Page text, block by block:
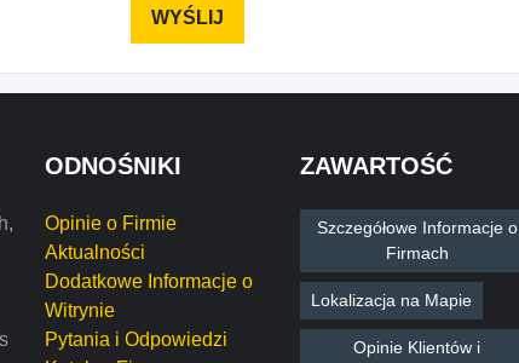
ODNOŚNIKI
Opinie o Firmie
Aktualności
Dodatkowe Informacje o
Witrynie
Pytania i Odpowiedzi
ZAWARTOŚĆ
Szczegółowe Informacje o
Firmach
Lokalizacja na Mapie
Opinie Klientów i